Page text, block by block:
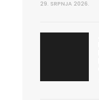
29. SRPNJA 2026.